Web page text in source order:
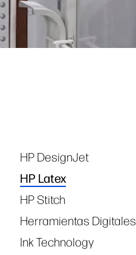
Tags
HP DesignJet
HP Latex
HP Stitch
Herramientas Digitales
Ink Technology